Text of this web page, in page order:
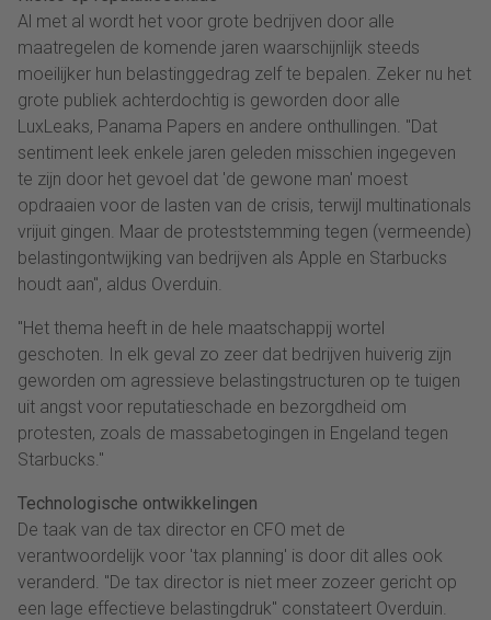
Al met al wordt het voor grote bedrijven door alle
maatregelen de komende jaren waarschijnlijk steeds
moeilijker hun belastinggedrag zelf te bepalen. Zeker nu het
grote publiek achterdochtig is geworden door alle
LuxLeaks, Panama Papers en andere onthullingen. "Dat
sentiment leek enkele jaren geleden misschien ingegeven
te zijn door het gevoel dat 'de gewone man' moest
opdraaien voor de lasten van de crisis, terwijl multinationals
vrijuit gingen. Maar de proteststemming tegen (vermeende)
belastingontwijking van bedrijven als Apple en Starbucks
houdt aan", aldus Overduin.
"Het thema heeft in de hele maatschappij wortel
geschoten. In elk geval zo zeer dat bedrijven huiverig zijn
geworden om agressieve belastingstructuren op te tuigen
uit angst voor reputatieschade en bezorgdheid om
protesten, zoals de massabetogingen in Engeland tegen
Starbucks."
Technologische ontwikkelingen
De taak van de tax director en CFO met de
verantwoordelijk voor 'tax planning' is door dit alles ook
veranderd. "De tax director is niet meer zozeer gericht op
een lage effectieve belastingdruk" constateert Overduin.